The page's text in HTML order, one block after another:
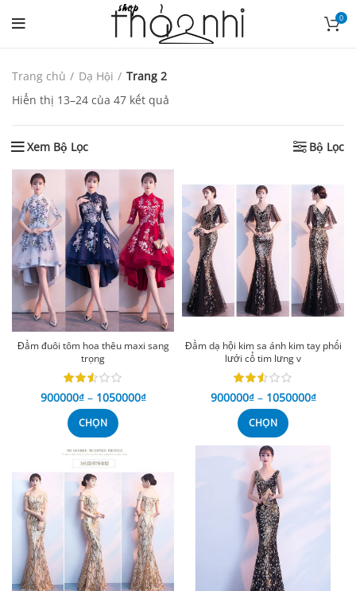
0
Trang chủ Dạ Hội
Trang 2
Hiển thị 13–24 của 47 kết quả
Xem Bộ Lọc Bộ Lọc
Đầm đuôi tôm hoa thêu maxi sang
trọng
900000₫ – 1050000₫
CHỌN
Đầm dạ hội kim sa ánh kim tay phối
lưới cổ tim lưng v
900000₫ – 1050000₫
CHỌN